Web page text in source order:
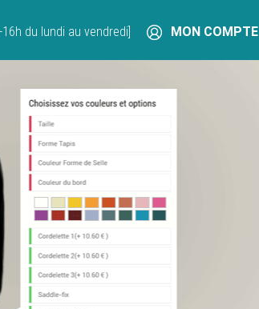
du lundi au vendredi] MON COMPTE